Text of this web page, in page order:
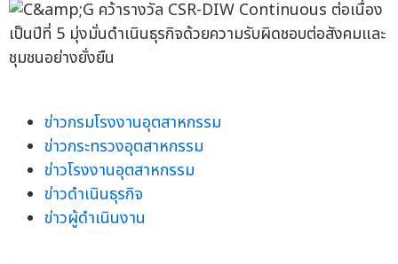
ข่าวกรมโรงงานอุตสาหกรรม
ข่าวกระทรวงอุตสาหกรรม
ข่าวโรงงานอุตสาหกรรม
ข่าวดำเนินธุรกิจ
ข่าวผู้ดำเนินงาน